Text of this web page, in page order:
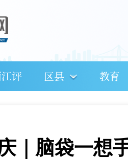
评 区县 教育
｜脑袋一想